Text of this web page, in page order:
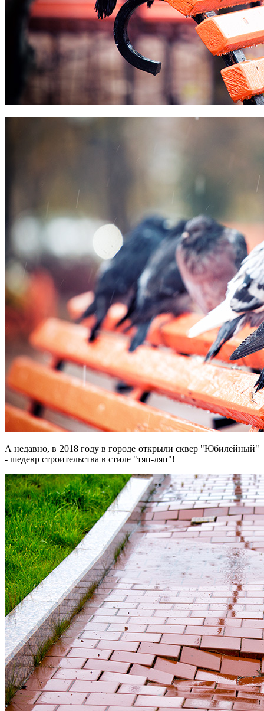
А недавно, в 2018 году в городе открыли сквер "Юбилейный"
- шедевр строительства в стиле "тяп-ляп"!